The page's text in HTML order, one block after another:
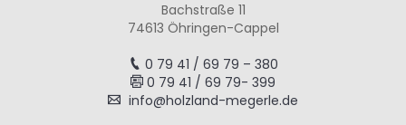
Bachstraße 11
74613 Öhringen-Cappel
0 79 41 / 69 79 – 380
0 79 41 / 69 79- 399
info@holzland-megerle.de